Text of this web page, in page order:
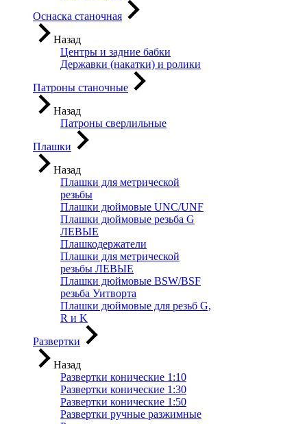
Оснаска станочная
Назад
Центры и задние бабки
Державки (накатки) и ролики
Патроны станочные
Назад
Патроны сверлильные
Плашки
Назад
Плашки для метрической
резьбы
Плашки дюймовые UNC/UNF
Плашки дюймовые резьба G
ЛЕВЫЕ
Плашкодержатели
Плашки для метрической
резьбы ЛЕВЫЕ
Плашки дюймовые BSW/BSF
резьба Уитворта
Плашки дюймовые для резьб G,
R и K
Развертки
Назад
Развертки конические 1:10
Развертки конические 1:30
Развертки конические 1:50
Развертки ручные разжимные